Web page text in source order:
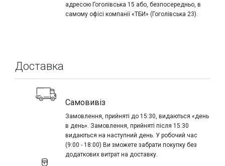
адресою Гоголівська 15 або, безпосередньо, в
самому офісі компанії «ТБИ» (Гоголівська 23).
Доставка
Самовивіз
Замовлення, прийняті до 15:30, видаються «день
в день». Замовлення, прийняті після 15:30
видаються на наступний день. У робочий час
(9:00 - 18:00) Ви зможете забрати покупку без
додаткових витрат на доставку.